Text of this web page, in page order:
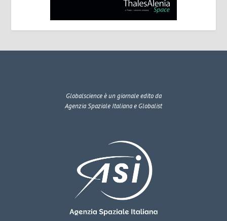
Globalscienceè un giornale edito da
Agenzia Spaziale Italiana e Globalist